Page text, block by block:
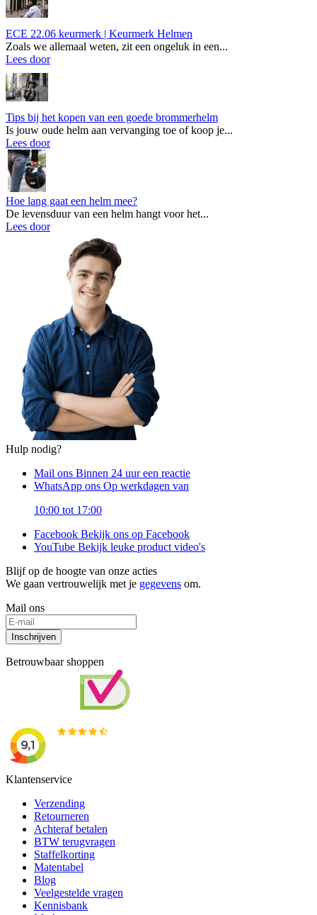
ECE 22.06 keurmerk | Keurmerk Helmen
Zoals we allemaal weten, zit een ongeluk in een...
Lees door
Tips bij het kopen van een goede brommerhelm
Is jouw oude helm aan vervanging toe of koop je...
Lees door
Hoe lang gaat een helm mee?
De levensduur van een helm hangt voor het...
Lees door
Hulp nodig?
Mail ons Binnen 24 uur een reactie
WhatsApp ons Op werkdagen van
10:00 tot 17:00
Facebook Bekijk ons op Facebook
YouTube Bekijk leuke product video's
Blijf op de hoogte van onze acties
We gaan vertrouwelijk met je gegevens om.
Mail ons
Inschrijven
Betrouwbaar shoppen
Klantenservice
Verzending
Retourneren
Achteraf betalen
BTW terugvragen
Staffelkorting
Matentabel
Blog
Veelgestelde vragen
Kennisbank